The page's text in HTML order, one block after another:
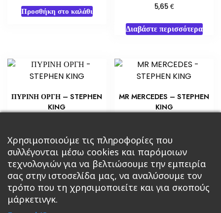
Προσθήκη στο καλάθι 5,65 €
Διαβάστε περισσότερα
ΠΥΡΙΝΗ ΟΡΓΗ – STEPHEN
KING
Προσθήκη στο καλάθι
MR MERCEDES – STEPHEN
KING
Προσθήκη στο καλάθι
Χρησιμοποιούμε τις πληροφορίες που
συλλέγονται μέσω cookies και παρόμοιων
τεχνολογιών για να βελτιώσουμε την εμπειρία
σας στην ιστοσελίδα μας, να αναλύσουμε τον
τρόπο που τη χρησιμοποιείτε και για σκοπούς
μάρκετινγκ.